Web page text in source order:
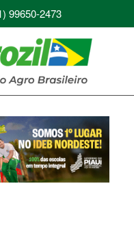
99650-2473